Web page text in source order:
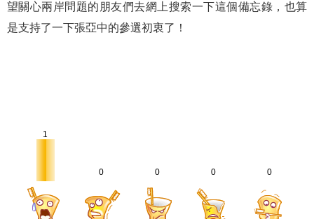
望關心兩岸問題的朋友們去網上搜索一下這個備忘錄，也算
是支持了一下張亞中的參選初衷了！
1
0 0 0 0